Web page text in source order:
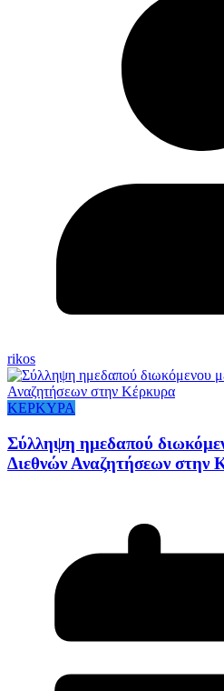
rikos
ΚΕΡΚΥΡΑ
Σύλληψη ημεδαπού
Διεθνών Αναζητήσεων στην